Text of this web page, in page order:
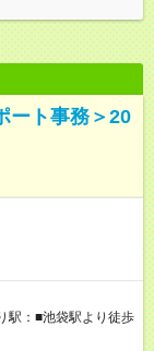
ート事務＞20
駅：■池袋駅より徒歩